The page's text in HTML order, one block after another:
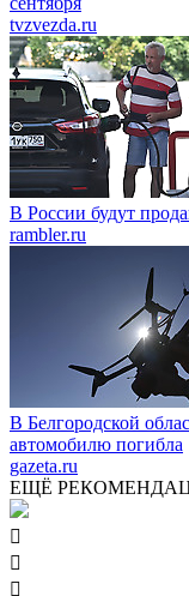
tvzvezda.ru
В России будут
rambler.ru
В Белгородской
автомобилю погибла
gazeta.ru
ЕЩЁ


